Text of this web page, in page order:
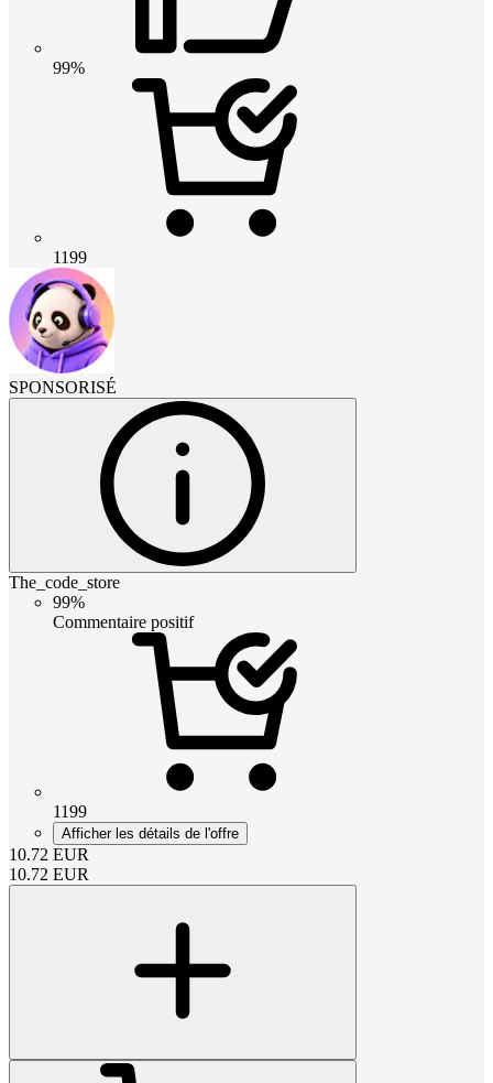
99%
1199
SPONSORISÉ
The_code_store
99%
Commentaire positif
1199
Afficher les détails de l'offre
10.72 EUR
10.72 EUR